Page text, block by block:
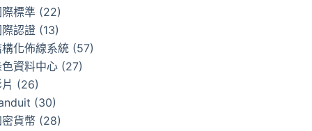
標準 (22)
認證 (13)
化佈線系統 (57)
資料中心 (27)
(26)
(30)
貨幣 (28)